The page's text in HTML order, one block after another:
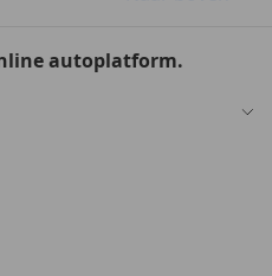
autoplatform.